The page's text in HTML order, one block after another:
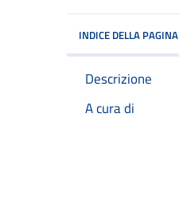
INDICE DELLA PAGINA
Descrizione
A cura di